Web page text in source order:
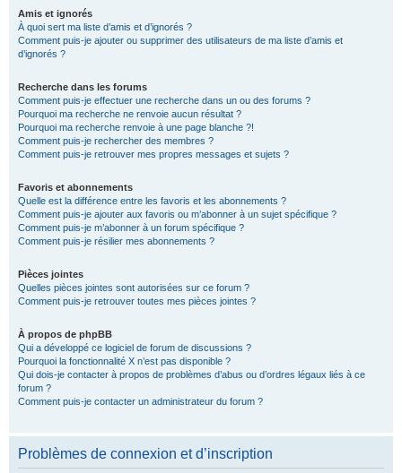
Amis et ignorés
À quoi sert ma liste d’amis et d’ignorés ?
Comment puis-je ajouter ou supprimer des utilisateurs de ma liste d’amis et
d’ignorés ?
Recherche dans les forums
Comment puis-je effectuer une recherche dans un ou des forums ?
Pourquoi ma recherche ne renvoie aucun résultat ?
Pourquoi ma recherche renvoie à une page blanche ?!
Comment puis-je rechercher des membres ?
Comment puis-je retrouver mes propres messages et sujets ?
Favoris et abonnements
Quelle est la différence entre les favoris et les abonnements ?
Comment puis-je ajouter aux favoris ou m’abonner à un sujet spécifique ?
Comment puis-je m’abonner à un forum spécifique ?
Comment puis-je résilier mes abonnements ?
Pièces jointes
Quelles pièces jointes sont autorisées sur ce forum ?
Comment puis-je retrouver toutes mes pièces jointes ?
À propos de phpBB
Qui a développé ce logiciel de forum de discussions ?
Pourquoi la fonctionnalité X n’est pas disponible ?
Qui dois-je contacter à propos de problèmes d’abus ou d’ordres légaux liés à ce
forum ?
Comment puis-je contacter un administrateur du forum ?
Problèmes de connexion et d’inscription